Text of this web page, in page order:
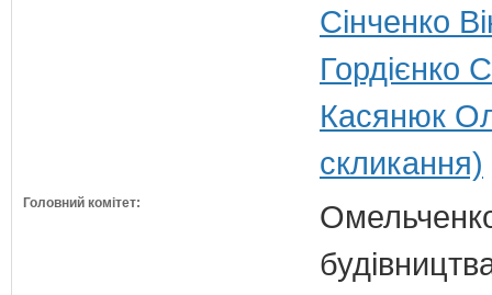
Сінченко
Гордієнко
Касянюк
скликання)
Головний комітет: